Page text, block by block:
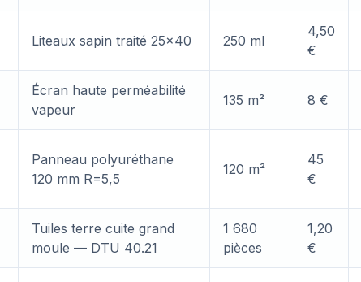
Liteaux sapin traité 25×40 250 ml
4,50
€
Écran haute perméabilité
vapeur
135 m² 8 €
Panneau polyuréthane
120 mm R=5,5
120 m²
45
€
Tuiles terre cuite grand
moule — DTU 40.21
1 680
pièces
1,20
€